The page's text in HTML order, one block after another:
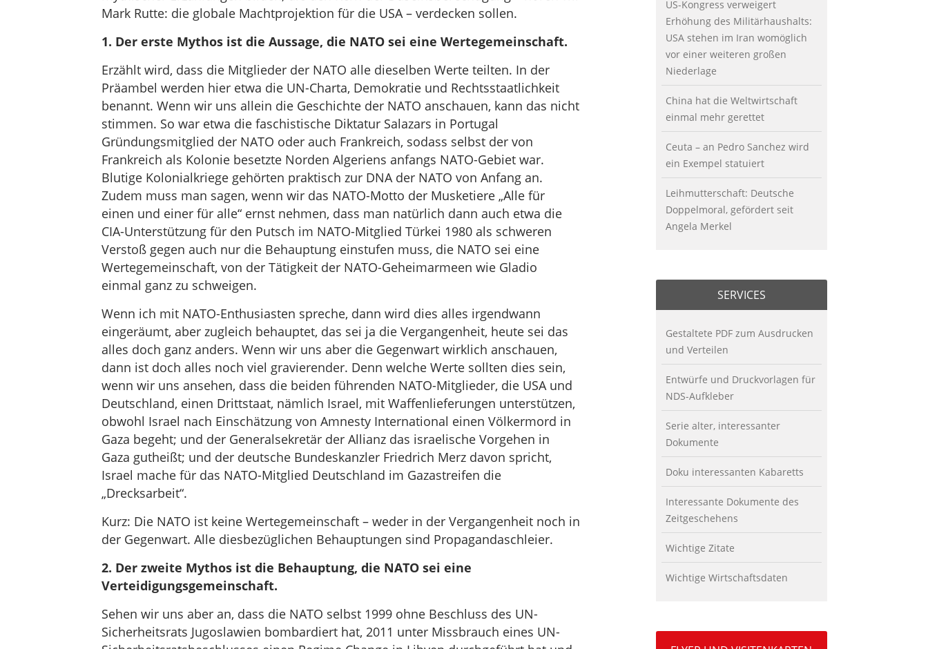
Mark Rutte: die globale Machtprojektion für die USA – verdecken sollen.
1. Der erste Mythos ist die Aussage, die NATO sei eine Wertegemeinschaft.
Erzählt wird, dass die Mitglieder der NATO alle dieselben Werte teilten. In der
Präambel werden hier etwa die UN-Charta, Demokratie und Rechtsstaatlichkeit
benannt. Wenn wir uns allein die Geschichte der NATO anschauen, kann das nicht
stimmen. So war etwa die faschistische Diktatur Salazars in Portugal
Gründungsmitglied der NATO oder auch Frankreich, sodass selbst der von
Frankreich als Kolonie besetzte Norden Algeriens anfangs NATO-Gebiet war.
Blutige Kolonialkriege gehörten praktisch zur DNA der NATO von Anfang an.
Zudem muss man sagen, wenn wir das NATO-Motto der Musketiere „Alle für
einen und einer für alle“ ernst nehmen, dass man natürlich dann auch etwa die
CIA-Unterstützung für den Putsch im NATO-Mitglied Türkei 1980 als schweren
Verstoß gegen auch nur die Behauptung einstufen muss, die NATO sei eine
Wertegemeinschaft, von der Tätigkeit der NATO-Geheimarmeen wie Gladio
einmal ganz zu schweigen.
Wenn ich mit NATO-Enthusiasten spreche, dann wird dies alles irgendwann
eingeräumt, aber zugleich behauptet, das sei ja die Vergangenheit, heute sei das
alles doch ganz anders. Wenn wir uns aber die Gegenwart wirklich anschauen,
dann ist doch alles noch viel gravierender. Denn welche Werte sollten dies sein,
wenn wir uns ansehen, dass die beiden führenden NATO-Mitglieder, die USA und
Deutschland, einen Drittstaat, nämlich Israel, mit Waffenlieferungen unterstützen,
obwohl Israel nach Einschätzung von Amnesty International einen Völkermord in
Gaza begeht; und der Generalsekretär der Allianz das israelische Vorgehen in
Gaza gutheißt; und der deutsche Bundeskanzler Friedrich Merz davon spricht,
Israel mache für das NATO-Mitglied Deutschland im Gazastreifen die
„Drecksarbeit“.
Kurz: Die NATO ist keine Wertegemeinschaft – weder in der Vergangenheit noch in
der Gegenwart. Alle diesbezüglichen Behauptungen sind Propagandaschleier.
2. Der zweite Mythos ist die Behauptung, die NATO sei eine
Verteidigungsgemeinschaft.
Sehen wir uns aber an, dass die NATO selbst 1999 ohne Beschluss des UN-
Sicherheitsrats Jugoslawien bombardiert hat, 2011 unter Missbrauch eines UN-
US-Kongress verweigert
Erhöhung des Militärhaushalts:
USA stehen im Iran womöglich
vor einer weiteren großen
Niederlage
China hat die Weltwirtschaft
einmal mehr gerettet
Ceuta – an Pedro Sanchez wird
ein Exempel statuiert
Leihmutterschaft: Deutsche
Doppelmoral, gefördert seit
Angela Merkel
SERVICES
Gestaltete PDF zum Ausdrucken
und Verteilen
Entwürfe und Druckvorlagen für
NDS-Aufkleber
Serie alter, interessanter
Dokumente
Doku interessanten Kabaretts
Interessante Dokumente des
Zeitgeschehens
Wichtige Zitate
Wichtige Wirtschaftsdaten